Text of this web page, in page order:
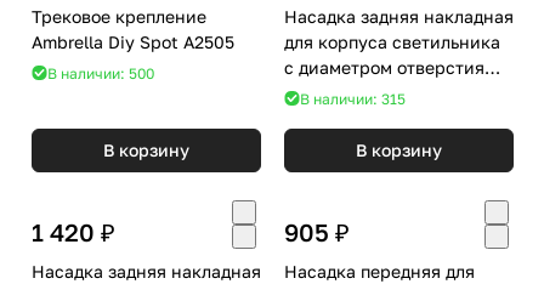
Трековое крепление
Ambrella Diy Spot A2505
В наличии: 500
В корзину
Насадка задняя накладная
для корпуса светильника
с диаметром отверстия
D85mm Ambrella Diy Spot
В наличии: 315
В корзину
1 420 ₽
Насадка задняя накладная
905 ₽
Насадка передняя для